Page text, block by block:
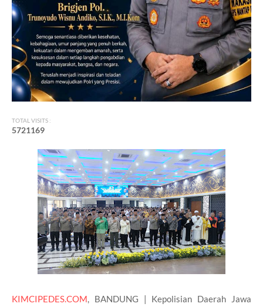
TOTAL VISITS :
5721169
KIMCIPEDES.COM, BANDUNG | Kepolisian Daerah Jawa